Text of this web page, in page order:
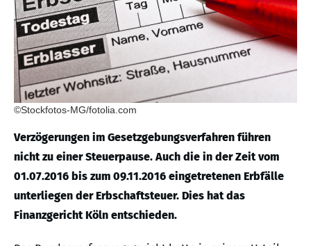
©Stockfotos-MG/fotolia.com
Verzögerungen im Gesetzgebungsverfahren führen
nicht zu einer Steuerpause. Auch die in der Zeit vom
01.07.2016 bis zum 09.11.2016 eingetretenen Erbfälle
unterliegen der Erbschaftsteuer. Dies hat das
Finanzgericht Köln entschieden.